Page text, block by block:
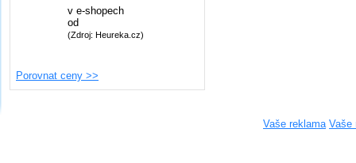
v e-shopech
od
(Zdroj: Heureka.cz)
Porovnat ceny >>
Vaše reklama Vaše